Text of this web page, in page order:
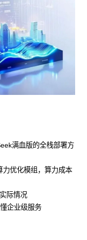
满血版的全栈部署方
力优化模组，算力成本
际情况
企业级服务